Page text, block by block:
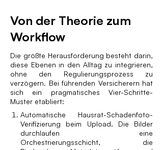
Von der Theorie zum
Workflow
Die größte Herausforderung besteht darin,
diese Ebenen in den Alltag zu integrieren,
ohne den Regulierungsprozess zu
verzögern. Bei führenden Versicherern hat
sich ein pragmatisches Vier-Schritte-
Muster etabliert:
Automatische Hausrat-Schadenfoto-
Verifizierung beim Upload. Die Bilder
durchlaufen eine
Orchestrierungsschicht, die